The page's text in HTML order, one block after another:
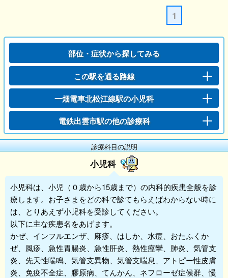
1
部位・症状から探してみる
この駅を通る路線
一畑電車北松江線駅の小児科
電鉄出雲市駅の他の診療科
診療科目の説明
小児科
小児科は、小児（０歳から15歳まで）の内科的疾患全般を診
療します。お子さまをどの科で診てもらえばわからない時に
は、とりあえず小児科を受診してください。
以下に主な疾患名をあげます。
かぜ、インフルエンザ、麻疹、はしか、水痘、おたふくか
ぜ、風疹、急性胃腸炎、急性肝炎、熱性痙攣、肺炎、気管支
炎、先天性喘鳴、気管支異物、気管支喘息、アトピー性皮膚
炎、免疫不全症、膠原病、てんかん、ネフローゼ症候群、慢